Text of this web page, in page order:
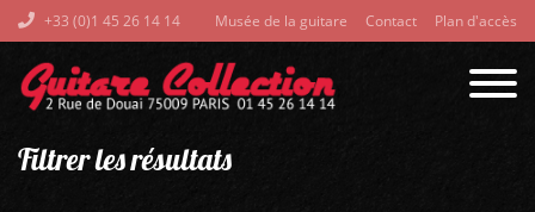
+33 (0)1 45 26 14 14 Musée de la guitare Contact Plan d'accès
Filtrer les résultats